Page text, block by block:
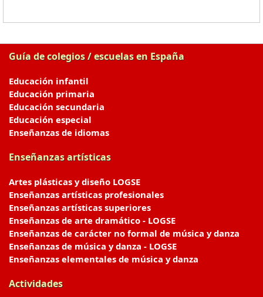
Guía de colegios / escuelas en España
Educación infantil
Educación primaria
Educación secundaria
Educación especial
Enseñanzas de idiomas
Enseñanzas artísticas
Artes plásticas y diseño LOGSE
Enseñanzas artísticas profesionales
Enseñanzas artísticas superiores
Enseñanzas de arte dramático - LOGSE
Enseñanzas de carácter no formal de música y danza
Enseñanzas de música y danza - LOGSE
Enseñanzas elementales de música y danza
Actividades